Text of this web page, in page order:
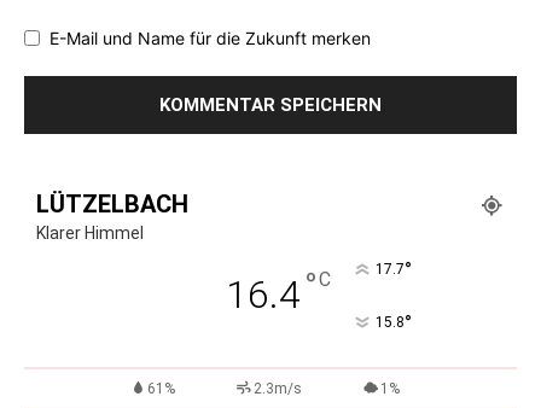
E-Mail und Name für die Zukunft merken
LÜTZELBACH
Klarer Himmel
16.4°C 17.7°
15.8°
61% 2.3m/s 1%